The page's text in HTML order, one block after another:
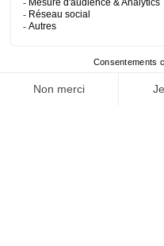
Nos offres d’emploi
Actualités